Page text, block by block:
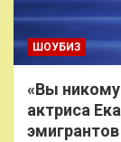
ШОУБИЗ
«Вы
актриса
эмигрантов